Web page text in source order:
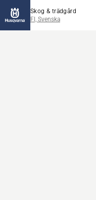
Skog & trädgård
FI, Svenska